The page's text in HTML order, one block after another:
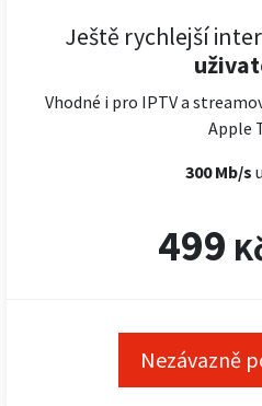
Ještě rychlejší
Vhodné i pro IPTV a
Apple
300 Mb/s
499
Nezávazně